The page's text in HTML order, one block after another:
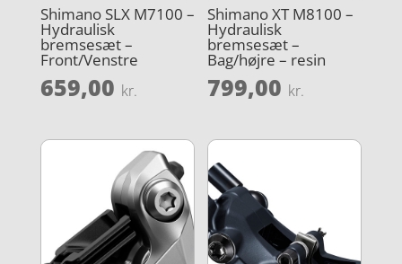
Shimano SLX M7100 –
Hydraulisk
bremsesæt –
Front/Venstre
659,00 kr.
Shimano XT M8100 –
Hydraulisk
bremsesæt –
Bag/højre – resin
799,00 kr.